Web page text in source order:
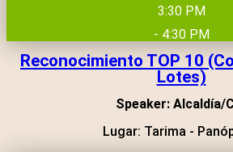
3:30 PM
- 4:30 PM
Reconocimiento TOP 10
Lotes)
Speaker: Alcaldía/
Lugar: Tarima -